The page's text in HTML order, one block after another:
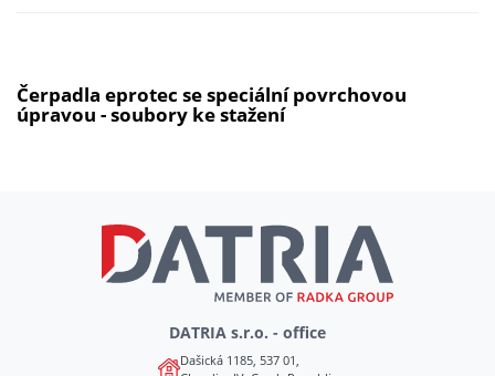
Čerpadla eprotec se speciální povrchovou
úpravou - soubory ke stažení
DATRIA s.r.o. - office
Dašická 1185, 537 01,